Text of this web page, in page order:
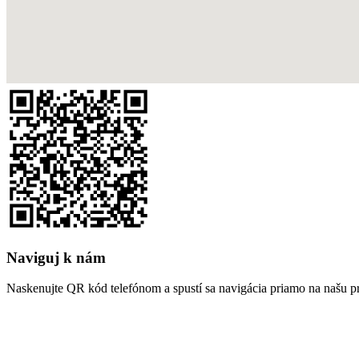
Naviguj k nám
Naskenujte QR kód telefónom a spustí sa navigácia priamo na našu